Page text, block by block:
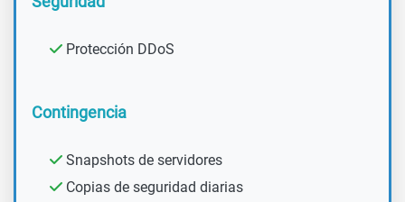
Protección DDoS
Contingencia
Snapshots de servidores
Copias de seguridad diarias